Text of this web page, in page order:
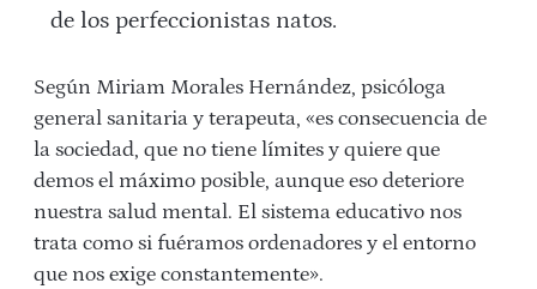
de los perfeccionistas natos.
Según Miriam Morales Hernández, psicóloga
general sanitaria y terapeuta, «es consecuencia de
la sociedad, que no tiene límites y quiere que
demos el máximo posible, aunque eso deteriore
nuestra salud mental. El sistema educativo nos
trata como si fuéramos ordenadores y el entorno
que nos exige constantemente».